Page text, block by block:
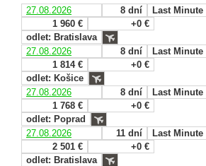
27.08.2026
8 dní
Last Minute
1 960 €
+0 €
odlet: Bratislava
27.08.2026
8 dní
Last Minute
1 814 €
+0 €
odlet: Košice
27.08.2026
8 dní
Last Minute
1 768 €
+0 €
odlet: Poprad
27.08.2026
11 dní
Last Minute
2 501 €
+0 €
odlet: Bratislava